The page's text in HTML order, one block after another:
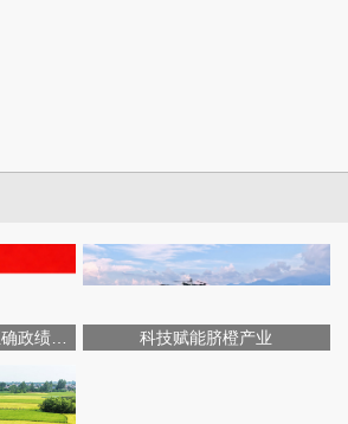
科技赋能脐橙产业